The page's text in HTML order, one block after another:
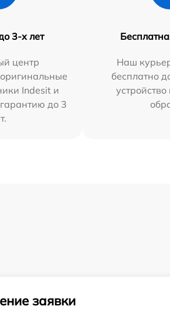
3-х лет
центр
Indesit и
до 3
Наш
бесплатно
заявки